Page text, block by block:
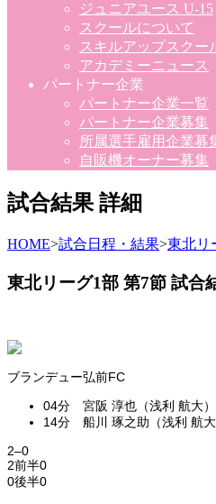
ジュニアユース U-15
スクールについて
スキルアップスクー
アカデミーニュース
パートナー企業
パートナー企業一覧
パートナー企業募集
所属選手雇用企業募
自販機オーナー募集
試合結果 詳細
HOME>試合日程・結果>東北リ
東北リーグ1部 第7節 試合
ブランデュー弘前FC
04分 宮阪 淳也（浅利 航大）
14分 船川 琢之助（浅利 航大
2–0
2前半0
0後半0